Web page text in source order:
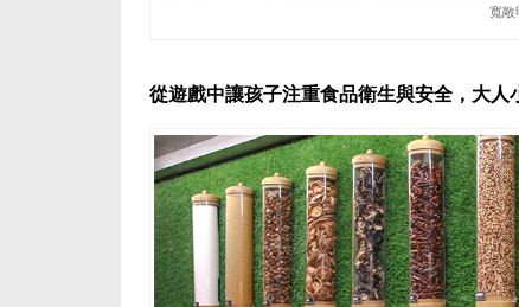
寬敞
從遊戲中讓孩子注重食品衛生與安全，大人